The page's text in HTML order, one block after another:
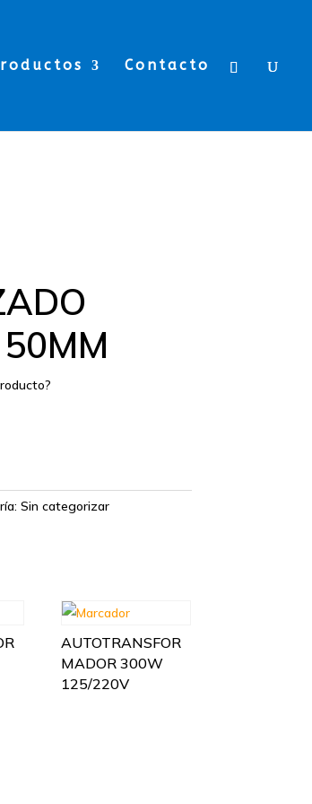
Contacto
Sin categorizar
AUTOTRANSFOR
MADOR 300W
125/220V